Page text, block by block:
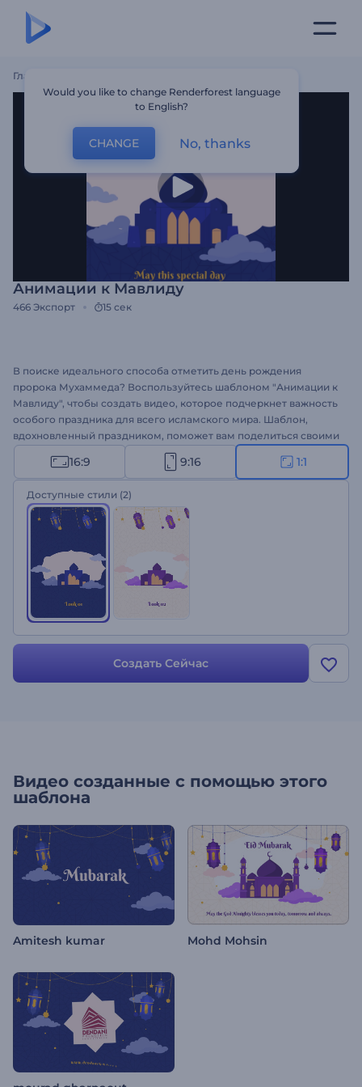
Главная
Анимации к Мавлиду
466 Экспорт 15 сек
В поиске идеального способа отметить день рождения
пророка Мухаммеда? Воспользуйтесь шаблоном "Анимации к
Мавлиду", чтобы создать видео, которое подчеркнет важность
особого праздника для всего исламского мира. Шаблон,
вдохновленный праздником, поможет вам поделиться своими
сообщениями в несколько кликов. Загрузите свой логотип,
добавьте поздравления, и через несколько минут ваш
анимационный ролик будет готов. Шаблон идеально подходит
для оформления праздничных приглашений, поздравлений,
заставок к презентациям и других проектов. Создайте свое
16:9 9:16 1:1
Доступные стили (2)
Создать Сейчас
Видео созданные с помощью этого
шаблона
Amitesh kumar Mohd Mohsin
Would you like to change Renderforest language
to English?
CHANGE No, thanks